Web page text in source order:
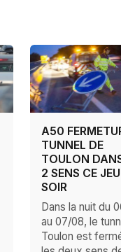
A50
TUNNEL DE
TOULON
2 SENS CE
SOIR
Dans la nuit du
au 07/08, le
Toulon est